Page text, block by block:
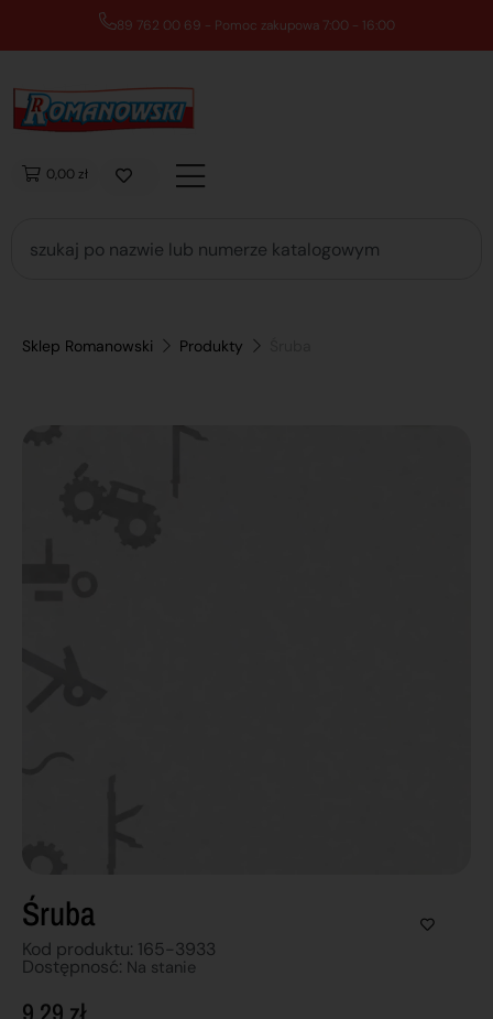
89 762 00 69 - Pomoc zakupowa 7:00 - 16:00
0,00 zł
Sklep Romanowski Produkty
Śruba
Kod produktu: 165-3933
Dostępnosć: Na stanie